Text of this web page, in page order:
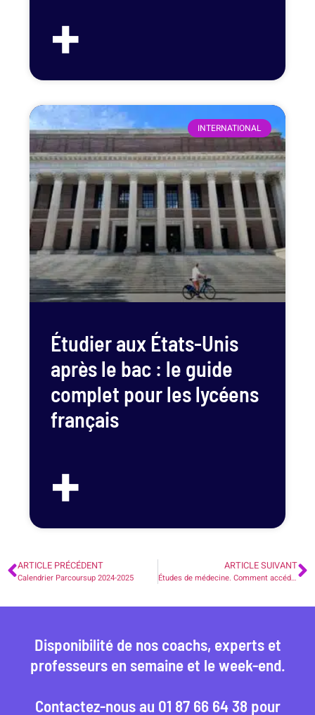
+
INTERNATIONAL
Étudier aux États-Unis
après le bac : le guide
complet pour les lycéens
français
+
ARTICLE PRÉCÉDENT
Calendrier Parcoursup 2024-2025
ARTICLE SUIVANT
Études de médecine. Comment accéder aux études de Santé après le Bac ? 2 voies possibles (PASS ou L.AS).
Disponibilité de nos coachs, experts et
professeurs en semaine et le week-end.
Contactez-nous au 01 87 66 64 38 pour